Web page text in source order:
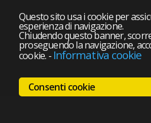
Questo sito usa i cookie per
esperienza di navigazione.
Chiudendo questo banner,
proseguendo la navigazione,
cookie. - Informativa cookie
Consenti cookie